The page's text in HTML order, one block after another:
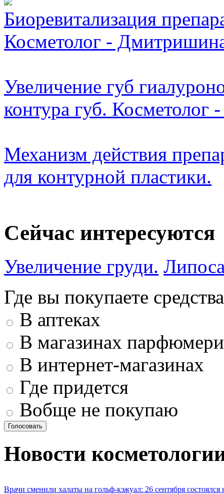
Биоревитализация
Косметолог -
Увеличение губ
контура губ. Косметолог
Механизм действия
для контурной пластики.
Сейчас интересуются
Увеличение груди.
Где вы покупаете
В аптеках
В магазинах
В интернет-магазинах
Где придется
Вобще не покупаю
Новости
Врачи сменили халаты на гольф-кэжуал: 26 сентября